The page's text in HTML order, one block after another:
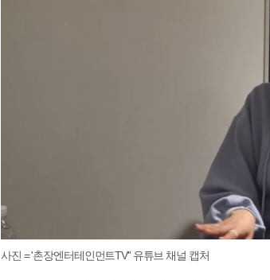
사진 = '촌장엔터테인먼트TV'' 유튜브 채널 캡처